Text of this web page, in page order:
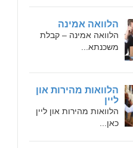
הלוואה אמינה
הלוואה אמינה – קבלת
משכנתא...
הלוואות מהירות און
ליין
הלוואות מהירות און ליין
כאן...